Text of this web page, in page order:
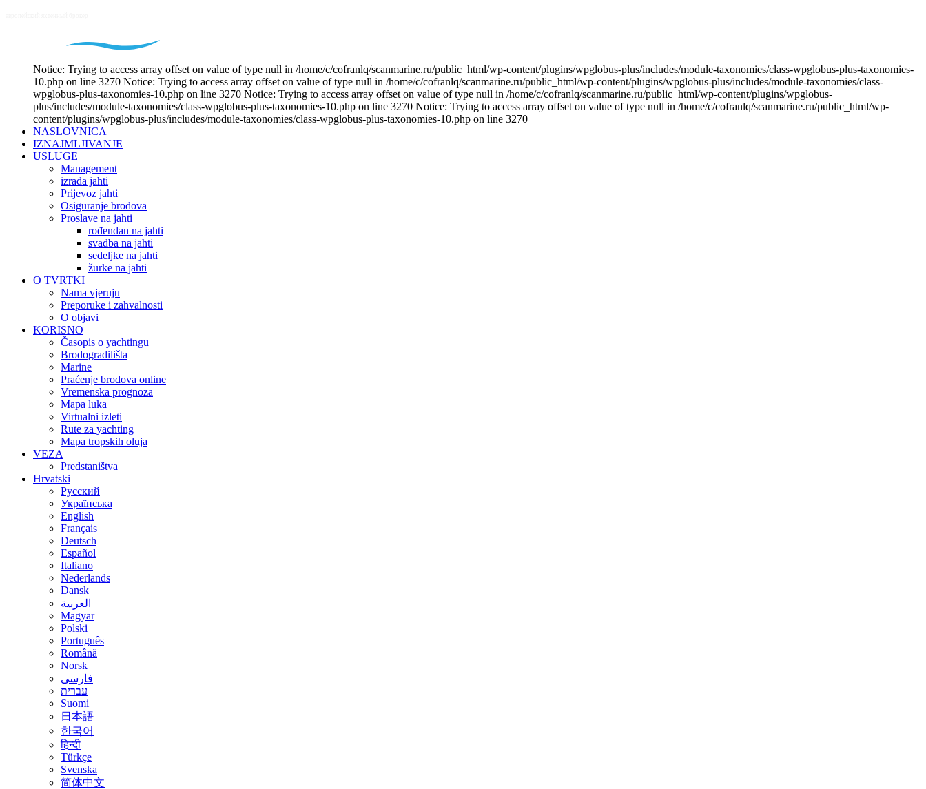
Notice: Trying to access array offset on value of type null in /home/c/cofranlq/scanmarine.ru/public_html/wp-content/plugins/wpglobus-plus/includes/module-taxonomies/class-wpglobus-plus-taxonomies-
10.php on line 3270 Notice: Trying to access array offset on value of type null in /home/c/cofranlq/scanmarine.ru/public_html/wp-content/plugins/wpglobus-plus/includes/module-taxonomies/class-
wpglobus-plus-taxonomies-10.php on line 3270 Notice: Trying to access array offset on value of type null in /home/c/cofranlq/scanmarine.ru/public_html/wp-content/plugins/wpglobus-
plus/includes/module-taxonomies/class-wpglobus-plus-taxonomies-10.php on line 3270 Notice: Trying to access array offset on value of type null in /home/c/cofranlq/scanmarine.ru/public_html/wp-
content/plugins/wpglobus-plus/includes/module-taxonomies/class-wpglobus-plus-taxonomies-10.php on line 3270
NASLOVNICA
IZNAJMLJIVANJE
USLUGE
Management
izrada jahti
Prijevoz jahti
Osiguranje brodova
Proslave na jahti
rođendan na jahti
svadba na jahti
sedeljke na jahti
žurke na jahti
O TVRTKI
Nama vjeruju
Preporuke i zahvalnosti
O objavi
KORISNO
Časopis o yachtingu
Brodogradilišta
Marine
Praćenje brodova online
Vremenska prognoza
Mapa luka
Virtualni izleti
Rute za yachting
Mapa tropskih oluja
VEZA
Predstaništva
Hrvatski
Русский
Українська
English
Français
Deutsch
Español
Italiano
Nederlands
Dansk
العربية
Magyar
Polski
Português
Română
Norsk
فارسی
עברית
Suomi
日本語
한국어
हिन्दी
Türkçe
Svenska
简体中文